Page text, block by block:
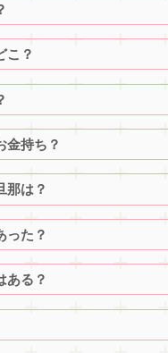
こ？
金持ち？
那は？
った？
ある？